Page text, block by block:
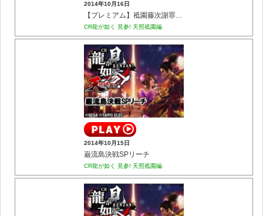
2014年10月16日
【プレミアム】祗園藤次謝罪SPリーチ
CR龍が如く 見参! 天照祗園編
2014年10月15日
巌流島決戦SPリーチ
CR龍が如く 見参! 天照祗園編